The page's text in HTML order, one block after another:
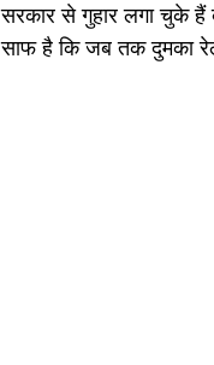
सरकार से गुहार लगा चुके
साफ है कि जब तक दुमका